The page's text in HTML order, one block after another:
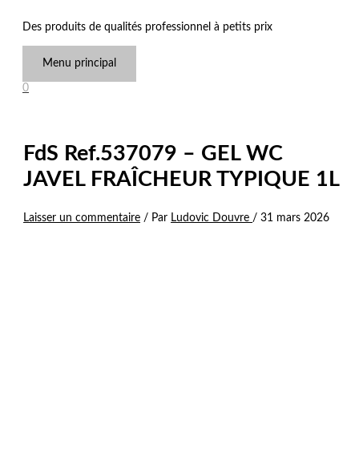
Des produits de qualités professionnel à petits prix
Menu principal
0
FdS Ref.537079 – GEL WC
JAVEL FRAÎCHEUR TYPIQUE 1L
Laisser un commentaire / Par Ludovic Douvre /31 mars 2026